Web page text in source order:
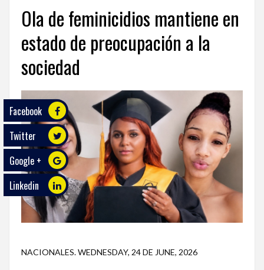
ECONOMÍA
DEPORTES
SALUD
TECNOLOGÍA
ECO
PLAY
TRABAJOS
PROVINCIAS
Ola de feminicidios mantiene en
estado de preocupación a la
sociedad
Facebook
Twitter
Google +
Linkedin
NACIONALES.WEDNESDAY, 24 DE JUNE, 2026